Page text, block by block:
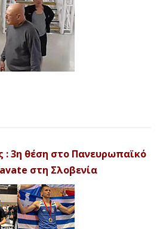
: 3η θέση στο Πανευρωπαϊκό
στη Σλοβενία